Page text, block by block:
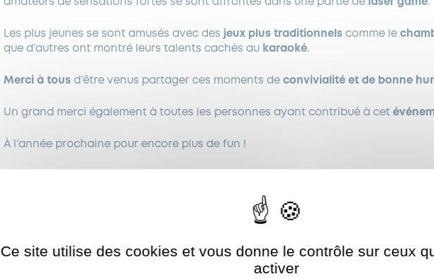
amateurs de sensations fortes se sont affrontés dans une partie de laser game.
Les plus jeunes se sont amusés avec des jeux plus traditionnelscomme le
que d’autres ont montré leurs talents cachés au karaoké.
Merci à tousd’être venus partager ces moments de convivialité et de bonne
Un grand merci également à toutes les personnes ayant contribué à cet
À l’année prochaine pour encore plus de fun !
Autoriser
Ce site utilise des cookies et vous donne le contrôle sur ceux
activer